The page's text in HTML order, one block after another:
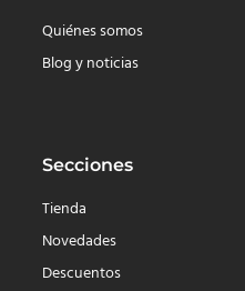
Quiénes somos
Blog y noticias
Secciones
Tienda
Novedades
Descuentos